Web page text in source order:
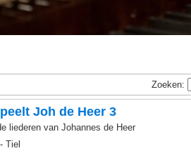
Zoeken:
Joh de Heer 3
liederen van Johannes de Heer
Tiel